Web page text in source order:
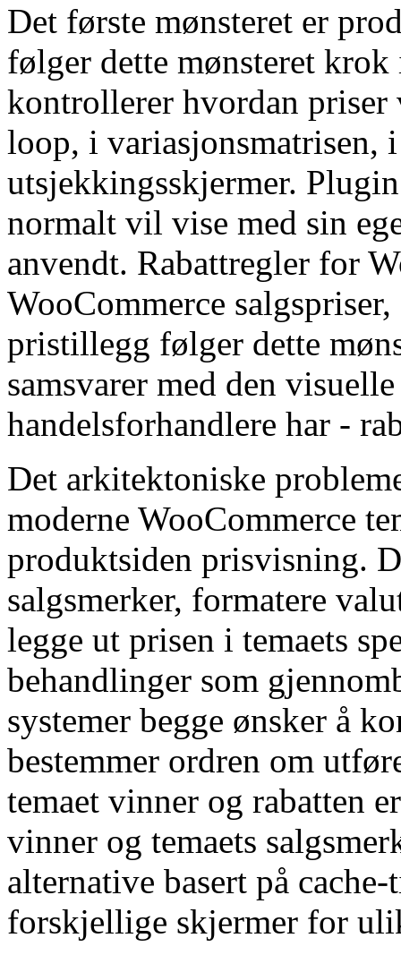
Det første mønsteret er
følger dette mønsteret
kontrollerer hvordan
loop, i variasjonsmatrisen,
utsjekkingsskjermer.
normalt vil vise med sin
anvendt. Rabattregler for
WooCommerce
pristillegg følger dette
samsvarer med den
handelsforhandlere har -
Det arkitektoniske
moderne WooCommerce
produktsiden prisvisning.
salgsmerker, formatere
legge ut prisen i temaets
behandlinger som
systemer begge ønsker å
bestemmer ordren om
temaet vinner og rabatten
vinner og temaets
alternative basert på
forskjellige skjermer for